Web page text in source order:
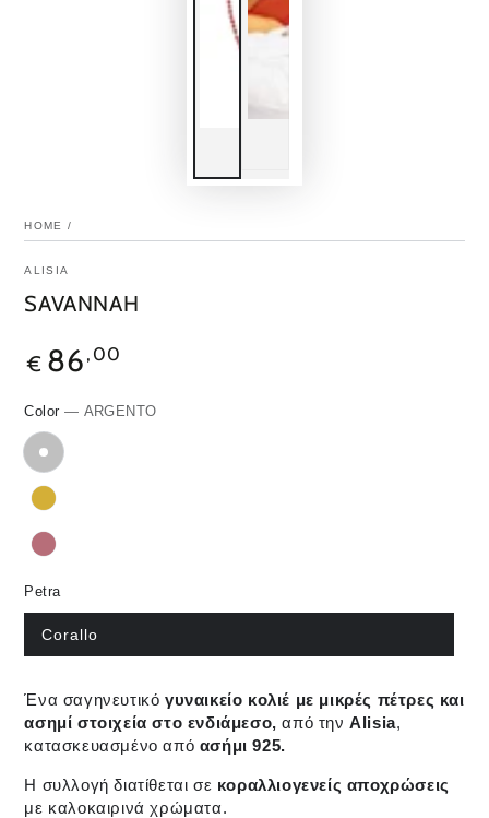
HOME /
ALISIA
SAVANNAH
€ 86 ,00
Color — ARGENTO
Petra
Corallo
Ένα σαγηνευτικό γυναικείο κολιέ με μικρές πέτρες και
ασημί στοιχεία στο ενδιάμεσο, από τηνAlisia,
κατασκευασμένο από ασήμι 925.
Η συλλογή διατίθεται σε κοραλλιογενείς αποχρώσεις
με καλοκαιρινά χρώματα.